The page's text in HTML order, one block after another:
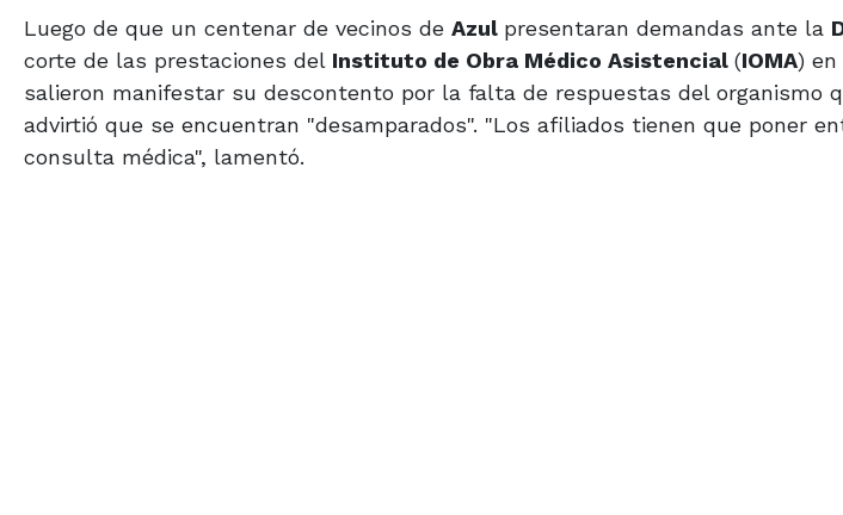
Luego de que un centenar de vecinos de Azul presentaran demandas ante la
corte de las prestaciones del Instituto de Obra Médico Asistencial (IOMA) en
salieron manifestar su descontento por la falta de respuestas del organismo
advirtió que se encuentran "desamparados". "Los afiliados tienen que poner
consulta médica", lamentó.